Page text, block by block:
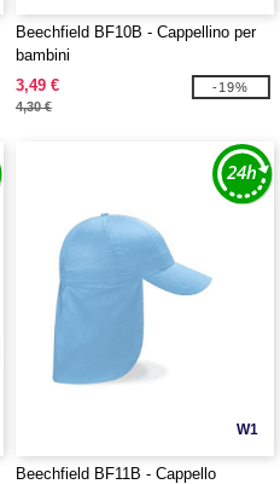
Beechfield BF10B - Cappellino per
bambini
3,49 €
4,30 €
-19%
W1
Beechfield BF11B - Cappello